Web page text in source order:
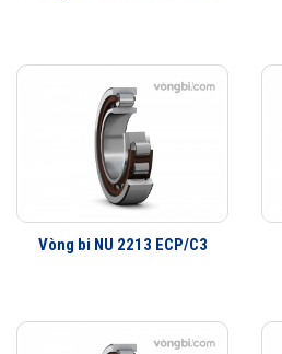
Vòng bi NU 2213 ECP/C3